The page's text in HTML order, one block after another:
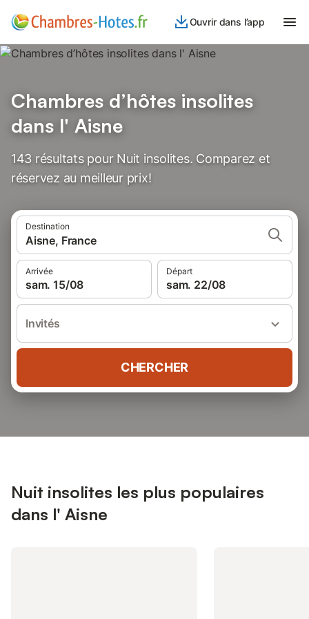
Ouvrir dans l’app
Chambres d’hôtes insolites
dans l' Aisne
143 résultats pour Nuit insolites. Comparez et
réservez au meilleur prix!
Destination
Aisne, France
Arrivée
sam. 15/08
Départ
sam. 22/08
Invités
CHERCHER
Nuit insolites les plus populaires
dans l' Aisne